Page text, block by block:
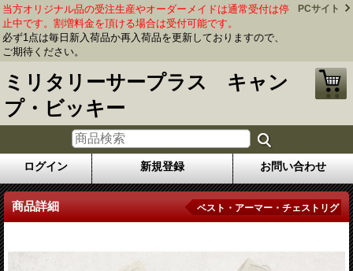
当方オリジナル品の受注生産やオーダーメイドは通常受付は停
止中です。割増料金を頂ける場合は受付可能です。
必ず1点は毎日新入荷品か再入荷品を更新しておりますので、
ご期待ください。
PCサイト
ミリタリーサープラス キャン
プ・ビッキー
ログイン 新規登録 お問い合わせ
商品詳細 ベスト・アーマー・チェストリグ